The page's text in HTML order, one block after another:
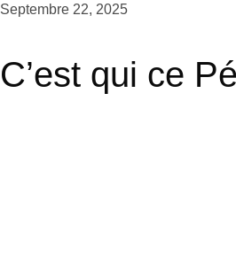
Septembre 22, 2025
C’est qui ce